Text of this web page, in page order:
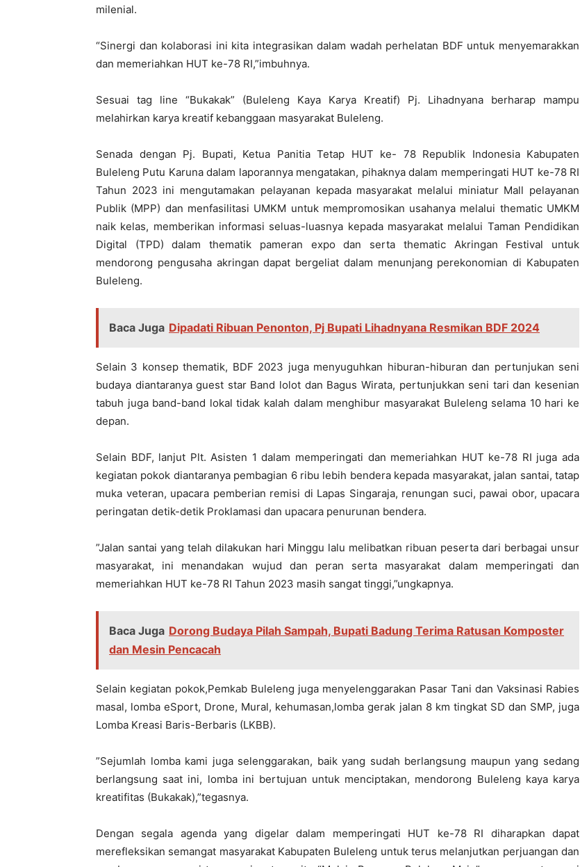
milenial.
“Sinergi dan kolaborasi ini kita integrasikan dalam wadah perhelatan BDF untuk menyemarakkan
dan memeriahkan HUT ke-78 RI,”imbuhnya.
Sesuai tag line “Bukakak” (Buleleng Kaya Karya Kreatif) Pj. Lihadnyana berharap mampu
melahirkan karya kreatif kebanggaan masyarakat Buleleng.
Senada dengan Pj. Bupati, Ketua Panitia Tetap HUT ke- 78 Republik Indonesia Kabupaten
Buleleng Putu Karuna dalam laporannya mengatakan, pihaknya dalam memperingati HUT ke-78 RI
Tahun 2023 ini mengutamakan pelayanan kepada masyarakat melalui miniatur Mall pelayanan
Publik (MPP) dan menfasilitasi UMKM untuk mempromosikan usahanya melalui thematic UMKM
naik kelas, memberikan informasi seluas-luasnya kepada masyarakat melalui Taman Pendidikan
Digital (TPD) dalam thematik pameran expo dan serta thematic Akringan Festival untuk
mendorong pengusaha akringan dapat bergeliat dalam menunjang perekonomian di Kabupaten
Buleleng.
Baca Juga Dipadati Ribuan Penonton, Pj Bupati Lihadnyana Resmikan BDF 2024
Selain 3 konsep thematik, BDF 2023 juga menyuguhkan hiburan-hiburan dan pertunjukan seni
budaya diantaranya guest star Band lolot dan Bagus Wirata, pertunjukkan seni tari dan kesenian
tabuh juga band-band lokal tidak kalah dalam menghibur masyarakat Buleleng selama 10 hari ke
depan.
Selain BDF, lanjut Plt. Asisten 1 dalam memperingati dan memeriahkan HUT ke-78 RI juga ada
kegiatan pokok diantaranya pembagian 6 ribu lebih bendera kepada masyarakat, jalan santai, tatap
muka veteran, upacara pemberian remisi di Lapas Singaraja, renungan suci, pawai obor, upacara
peringatan detik-detik Proklamasi dan upacara penurunan bendera.
”Jalan santai yang telah dilakukan hari Minggu lalu melibatkan ribuan peserta dari berbagai unsur
masyarakat, ini menandakan wujud dan peran serta masyarakat dalam memperingati dan
memeriahkan HUT ke-78 RI Tahun 2023 masih sangat tinggi,”ungkapnya.
Baca Juga Dorong Budaya Pilah Sampah, Bupati Badung Terima Ratusan Komposter
dan Mesin Pencacah
Selain kegiatan pokok,Pemkab Buleleng juga menyelenggarakan Pasar Tani dan Vaksinasi Rabies
masal, lomba eSport, Drone, Mural, kehumasan,lomba gerak jalan 8 km tingkat SD dan SMP, juga
Lomba Kreasi Baris-Berbaris (LKBB).
”Sejumlah lomba kami juga selenggarakan, baik yang sudah berlangsung maupun yang sedang
berlangsung saat ini, lomba ini bertujuan untuk menciptakan, mendorong Buleleng kaya karya
kreatifitas (Bukakak),”tegasnya.
Dengan segala agenda yang digelar dalam memperingati HUT ke-78 RI diharapkan dapat
merefleksikan semangat masyarakat Kabupaten Buleleng untuk terus melanjutkan perjuangan dan